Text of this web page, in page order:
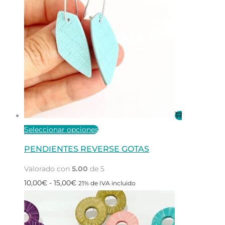
opciones
se
pueden
elegir
en
la
página
Seleccionar opcionesEste
múltiples
variantes.
Las
opciones
PENDIENTES REVERSE GOTAS
Valorado con 5.00 de 5
10,00€ - 15,00€Rango
de
precios:
21% de IVA incluido